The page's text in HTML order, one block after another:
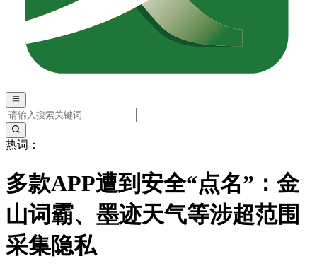
热词：
多款APP遭到安全“点名”：金
山词霸、墨迹天气等涉超范围
采集隐私